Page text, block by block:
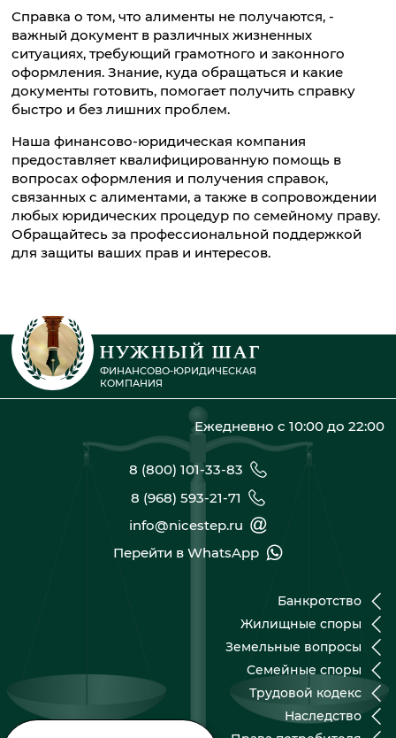
Справка о том, что алименты не получаются, -
важный документ в различных жизненных
ситуациях, требующий грамотного и законного
оформления. Знание, куда обращаться и какие
документы готовить, помогает получить справку
быстро и без лишних проблем.
Наша финансово-юридическая компания
предоставляет квалифицированную помощь в
вопросах оформления и получения справок,
связанных с алиментами, а также в сопровождении
любых юридических процедур по семейному праву.
Обращайтесь за профессиональной поддержкой
для защиты ваших прав и интересов.
ФИНАНСОВО-ЮРИДИЧЕСКАЯ
КОМПАНИЯ
Ежедневно с 10:00 до 22:00
8 (800) 101-33-83
8 (968) 593-21-71
info@nicestep.ru
Перейти в WhatsApp
Банкротство
Жилищные споры
Земельные вопросы
Семейные споры
Трудовой кодекс
Наследство